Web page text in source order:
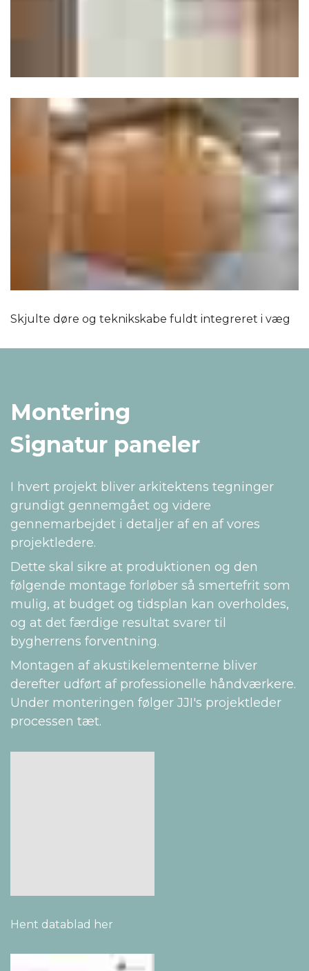
Skjulte døre og teknikskabe fuldt integreret i væg
Montering
Signatur paneler
I hvert projekt bliver arkitektens tegninger
grundigt gennemgået og videre
gennemarbejdet i detaljer af en af vores
projektledere.
Dette skal sikre at produktionen og den
følgende montage forløber så smertefrit som
mulig, at budget og tidsplan kan overholdes,
og at det færdige resultat svarer til
bygherrens forventning.
Montagen af akustikelementerne bliver
derefter udført af professionelle håndværkere.
Under monteringen følger JJI's projektleder
processen tæt.
Hent datablad her